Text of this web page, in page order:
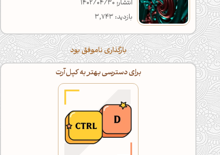
انتشار: 1402/04/30
بازدید: 3,743
بارگذاری ناموفق بود
برای دسترسی بهتر به کپل‌آرت